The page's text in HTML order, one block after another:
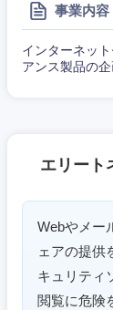
事業内容
インターネッ
アンス製品の
エリート
Webやメー
ェアの提供
キュリティ
閲覧に危険
中国